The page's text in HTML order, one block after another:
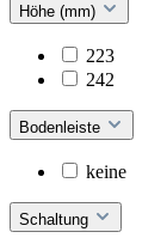
Höhe (mm)
223
242
Bodenleiste
keine
Schaltung